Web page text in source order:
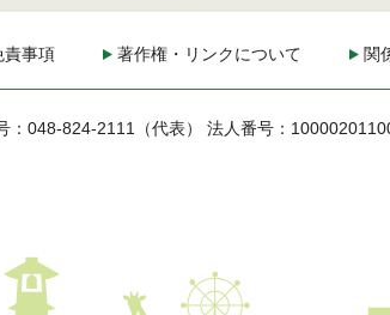
責事項 著作権・リンクについて 関
：048-824-2111（代表） 法人番号：